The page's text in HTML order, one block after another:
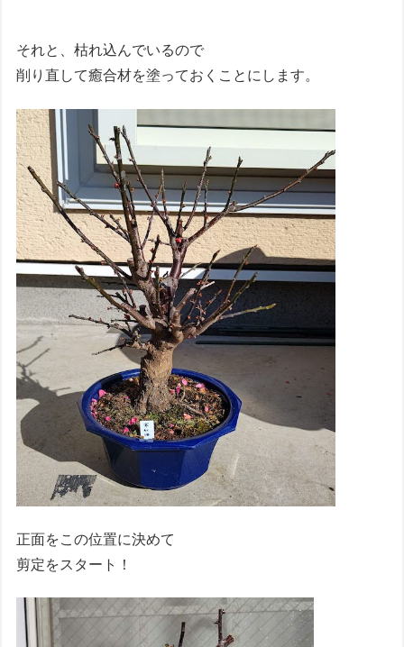
それと、枯れ込んでいるので
削り直して癒合材を塗っておくことにします。
正面をこの位置に決めて
剪定をスタート！